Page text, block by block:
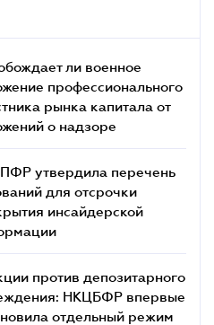
ли военное
профессионального
рынка капитала от
о надзоре
утвердила перечень
для отсрочки
инсайдерской
против депозитарного
НКЦБФР впервые
отдельный режим